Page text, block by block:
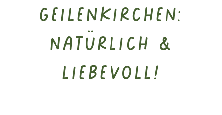
Geilenkirchen:
Natürlich &
liebevoll!